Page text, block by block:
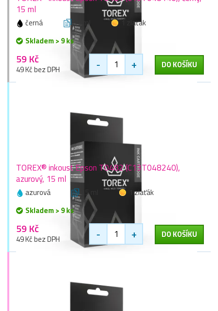
15 ml
černá 15 ml
1 zlaťák
Skladem > 9 ks
59 Kč
49 Kč bez DPH - + DO KOŠÍKU
TOREX® inkoust Epson T0482 (C13T048240),
azurový, 15 ml
azurová 15 ml
1 zlaťák
Skladem > 9 ks
59 Kč
49 Kč bez DPH - + DO KOŠÍKU